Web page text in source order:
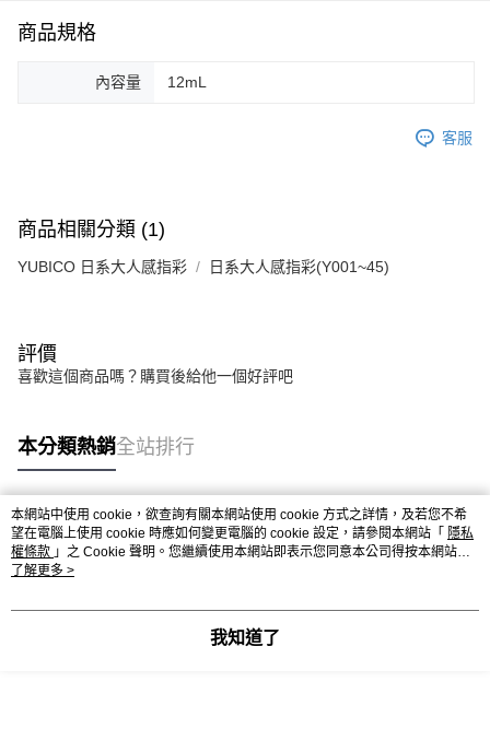
黑貓宅急便
商品規格
內容量 12mL
客服
商品相關分類 (1)
YUBICO 日系大人感指彩 日系大人感指彩(Y001~45)
評價
喜歡這個商品嗎？購買後給他一個好評吧
本分類熱銷全站排行
熱門標籤
本網站中使用 cookie，欲查詢有關本網站使用 cookie 方式之詳情，及若您不希
望在電腦上使用 cookie 時應如何變更電腦的 cookie 設定，請參閱本網站「 隱私
權條款 」之 Cookie 聲明。您繼續使用本網站即表示您同意本公司得按本網站使
用條款之 Cookie 聲明使用 cookie。
了解更多 >
我知道了